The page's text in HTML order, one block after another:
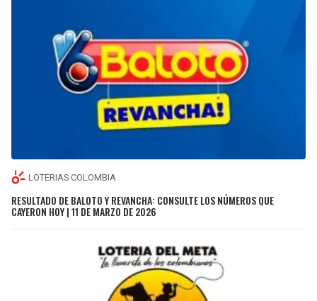
LOTERIAS COLOMBIA
RESULTADO DE BALOTO Y REVANCHA: CONSULTE LOS NÚMEROS QUE
CAYERON HOY | 11 DE MARZO DE 2026